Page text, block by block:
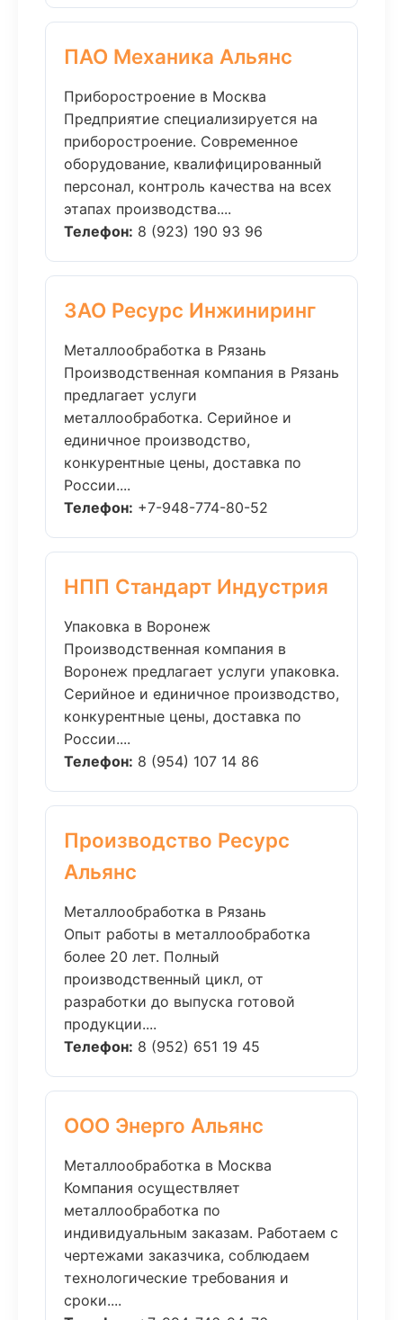
ПАО Механика Альянс
Приборостроение в Москва
Предприятие специализируется на
приборостроение. Современное
оборудование, квалифицированный
персонал, контроль качества на всех
этапах производства....
Телефон: 8 (923) 190 93 96
ЗАО Ресурс Инжиниринг
Металлообработка в Рязань
Производственная компания в Рязань
предлагает услуги
металлообработка. Серийное и
единичное производство,
конкурентные цены, доставка по
России....
Телефон: +7-948-774-80-52
НПП Стандарт Индустрия
Упаковка в Воронеж
Производственная компания в
Воронеж предлагает услуги упаковка.
Серийное и единичное производство,
конкурентные цены, доставка по
России....
Телефон: 8 (954) 107 14 86
Производство Ресурс
Альянс
Металлообработка в Рязань
Опыт работы в металлообработка
более 20 лет. Полный
производственный цикл, от
разработки до выпуска готовой
продукции....
Телефон: 8 (952) 651 19 45
ООО Энерго Альянс
Металлообработка в Москва
Компания осуществляет
металлообработка по
индивидуальным заказам. Работаем с
чертежами заказчика, соблюдаем
технологические требования и
сроки....